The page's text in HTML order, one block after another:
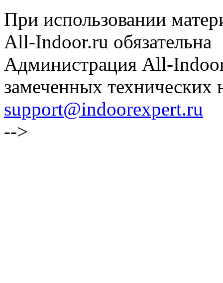
При использовании
All-Indoor.ru обязательна
Администрация All-
замеченных технических
support@indoorexpert.ru
-->